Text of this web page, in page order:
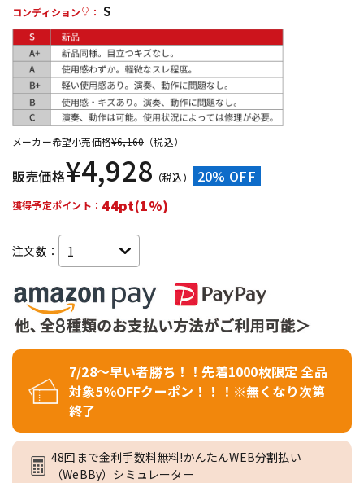
配信/ライブ機器
中古
コンディション
： S
メーカー希望小売価格¥6,160 （税込）
販売価格¥4,928 （税込） 20% OFF
獲得予定ポイント： 44pt(1%)
注文数：
7/28～早い者勝ち！！先着1000枚限定 全品
対象5％OFFクーポン！！！※無くなり次第
終了
48回まで金利手数料無料!かんたんWEB分割払い
（WeBBy）シミュレーター